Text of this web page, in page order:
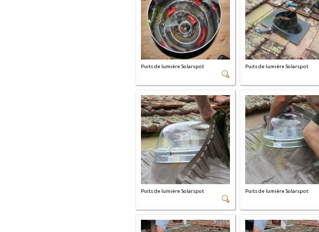
Puits de lumière Solarspot Puits de lumière Solarspot
Puits de lumière Solarspot Puits de lumière Solarspot